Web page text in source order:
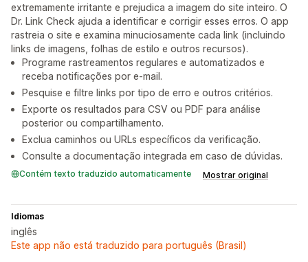
extremamente irritante e prejudica a imagem do site inteiro. O
Dr. Link Check ajuda a identificar e corrigir esses erros. O app
rastreia o site e examina minuciosamente cada link (incluindo
links de imagens, folhas de estilo e outros recursos).
Programe rastreamentos regulares e automatizados e
receba notificações por e-mail.
Pesquise e filtre links por tipo de erro e outros critérios.
Exporte os resultados para CSV ou PDF para análise
posterior ou compartilhamento.
Exclua caminhos ou URLs específicos da verificação.
Consulte a documentação integrada em caso de dúvidas.
Contém texto traduzido automaticamente Mostrar original
Idiomas
inglês
Este app não está traduzido para português (Brasil)